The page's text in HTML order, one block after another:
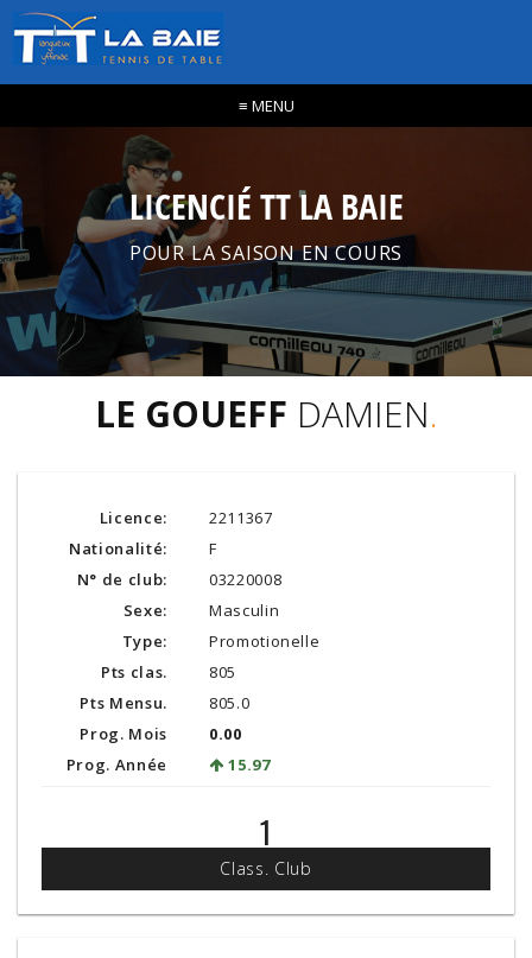
≡ MENU
LICENCIÉ TT LA BAIE
POUR LA SAISON EN COURS
LE GOUEFF DAMIEN.
Licence:
Nationalité:
N° de club:
Sexe:
Type:
Pts clas.
Pts Mensu.
Prog. Mois
Prog. Année
2211367
F
03220008
Masculin
Promotionelle
805
805.0
0.00
15.97
1
Class. Club